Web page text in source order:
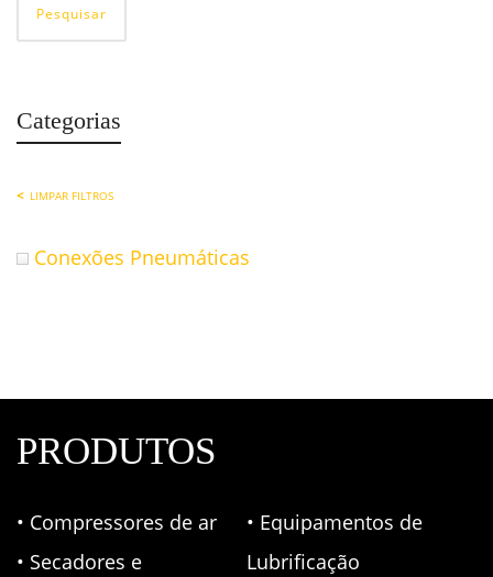
Pesquisar
Categorias
LIMPAR FILTROS
Conexões Pneumáticas
PRODUTOS
• Compressores de ar
• Secadores e
• Equipamentos de
Lubrificação